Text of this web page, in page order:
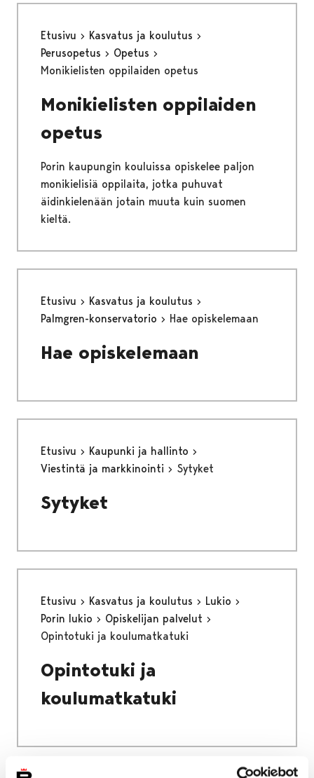
Etusivu
Kasvatus ja koulutus
Perusopetus
Opetus
Monikielisten oppilaiden opetus
Monikielisten oppilaiden
opetus
Porin kaupungin kouluissa opiskelee paljon
monikielisiä oppilaita, jotka puhuvat
äidinkielenään jotain muuta kuin suomen
kieltä.
Etusivu
Kasvatus ja koulutus
Palmgren-konservatorio
Hae opiskelemaan
Hae opiskelemaan
Etusivu
Kaupunki ja hallinto
Viestintä ja markkinointi
Sytyket
Sytyket
Etusivu Kasvatus ja koulutus
Lukio
Porin lukio
Opiskelijan palvelut
Opintotuki ja koulumatkatuki
Opintotuki ja
koulumatkatuki